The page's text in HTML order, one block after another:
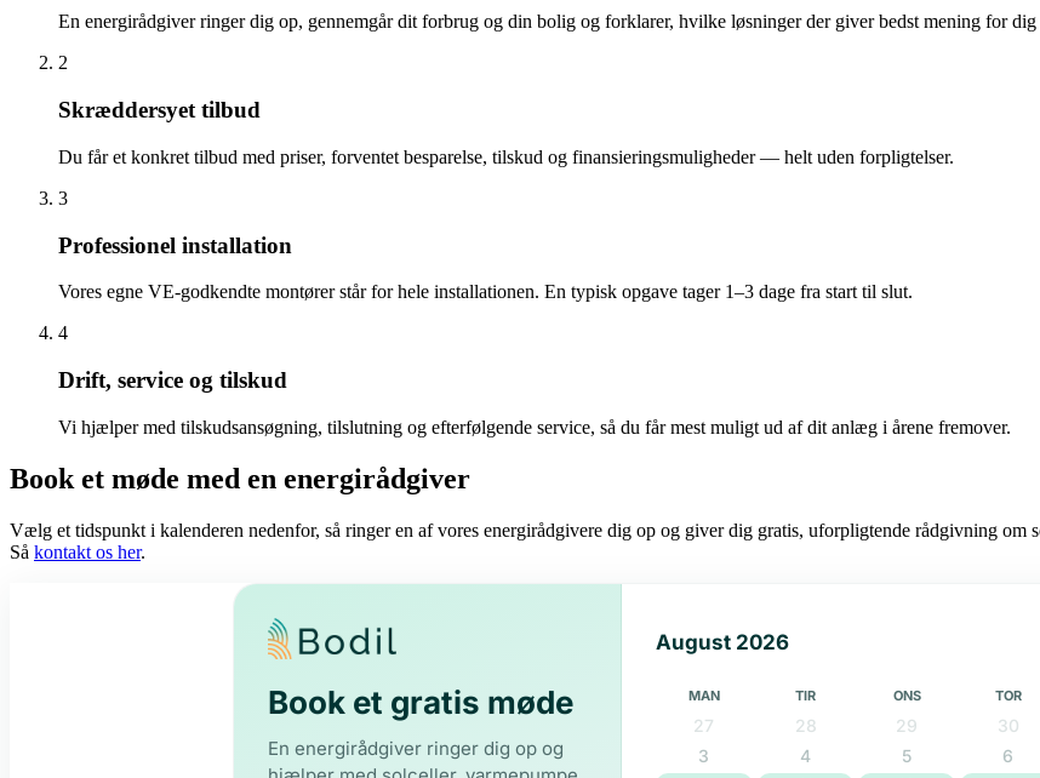
En energirådgiver ringer dig op, gennemgår dit forbrug og din bolig og forklarer, hvilke løsninger der giver bedst mening for
2
Skræddersyet tilbud
Du får et konkret tilbud med priser, forventet besparelse, tilskud og finansieringsmuligheder — helt uden forpligtelser.
3
Professionel installation
Vores egne VE-godkendte montører står for hele installationen. En typisk opgave tager 1–3 dage fra start til slut.
4
Drift, service og tilskud
Vi hjælper med tilskudsansøgning, tilslutning og efterfølgende service, så du får mest muligt ud af dit anlæg i årene fremover.
Book et møde med en energirådgiver
Vælg et tidspunkt i kalenderen nedenfor, så ringer en af vores energirådgivere dig op og giver dig gratis, uforpligtende rådgivning
Så kontakt os her.